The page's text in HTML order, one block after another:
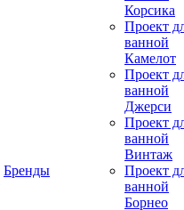
Бренды
Корсика
Проект
ванной
Камелот
Проект
ванной
Джерси
Проект
ванной
Винтаж
Проект
ванной
Борнео